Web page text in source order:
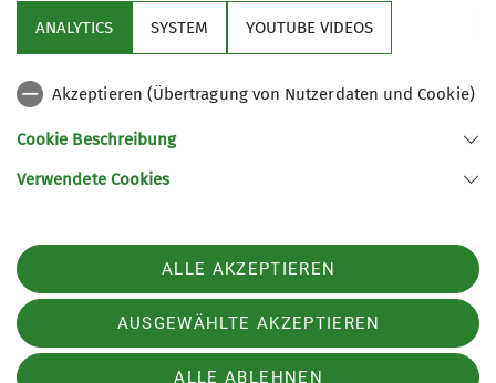
Aus der DAV Welt
Sektion Aschaffenburg des Deutschen Alpenvereins e.V.
Telefon +49602124081
Datenschutz-Einstellungen
Datenschutz
Impressum
ANALYTICS SYSTEM YOUTUBE VIDEOS
Akzeptieren (Übertragung von Nutzerdaten und Cookie)
Cookie Beschreibung
Verwendete Cookies
ALLE AKZEPTIEREN
AUSGEWÄHLTE AKZEPTIEREN
ALLE ABLEHNEN